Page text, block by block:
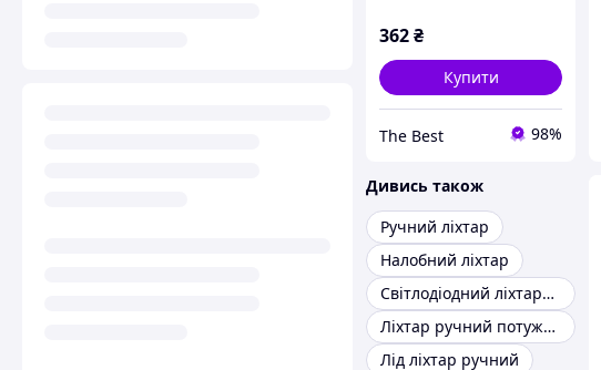
362₴
Купити
The Best 98%
Дивись також
Ручний ліхтар
Налобний ліхтар
Світлодіодний ліхтарик акумуляторний ліхтар
Ліхтар ручний потужний
Лід ліхтар ручний